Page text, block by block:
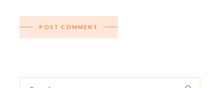
POST COMMENT